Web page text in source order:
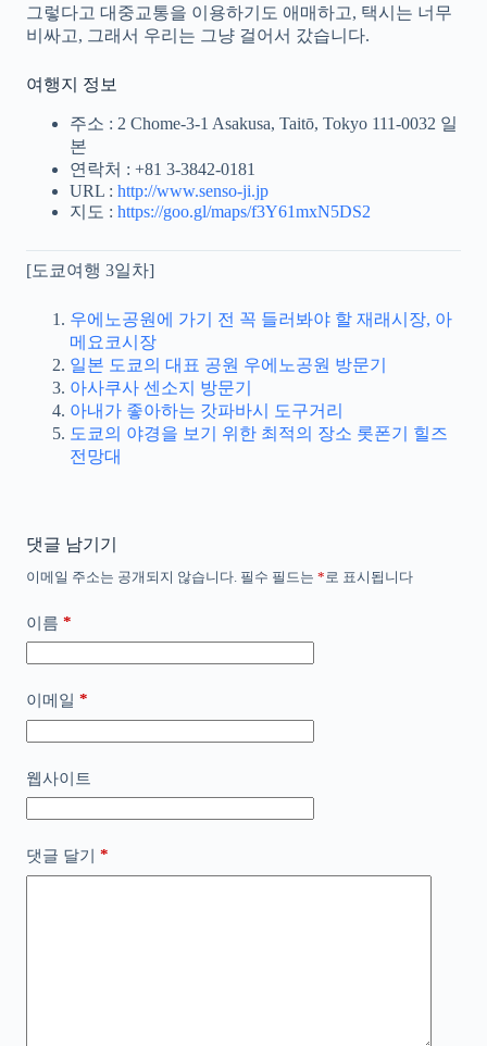
그렇다고 대중교통을 이용하기도 애매하고, 택시는 너무
비싸고, 그래서 우리는 그냥 걸어서 갔습니다.
여행지 정보
주소 : 2 Chome-3-1 Asakusa, Taitō, Tokyo 111-0032 일
본
연락처 : +81 3-3842-0181
URL : http://www.senso-ji.jp
지도 : https://goo.gl/maps/f3Y61mxN5DS2
[도쿄여행 3일차]
우에노공원에 가기 전 꼭 들러봐야 할 재래시장, 아
메요코시장
일본 도쿄의 대표 공원 우에노공원 방문기
아사쿠사 센소지 방문기
아내가 좋아하는 갓파바시 도구거리
도쿄의 야경을 보기 위한 최적의 장소 롯폰기 힐즈
전망대
댓글 남기기
이메일 주소는 공개되지 않습니다. 필수 필드는 * 로 표시됩니다
이름 *
이메일 *
웹사이트
댓글 달기 *